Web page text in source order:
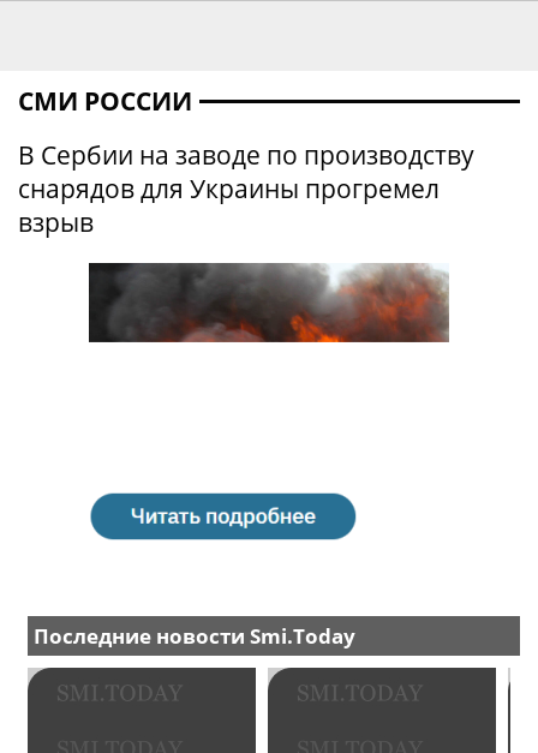
СМИ РОССИИ
В Сербии на заводе по производству
снарядов для Украины прогремел
взрыв